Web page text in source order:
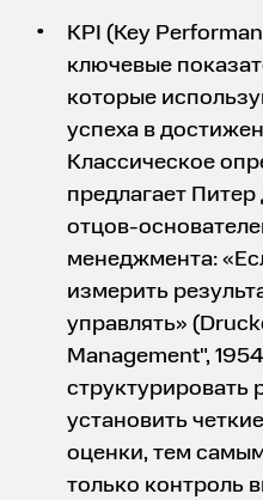
KPI (Key
ключевые
которые
успеха в
Классическое
предлагает
отцов-
менеджмента:
измерить
управлять»
Management",
структурировать
установить
оценки, тем
только контроль